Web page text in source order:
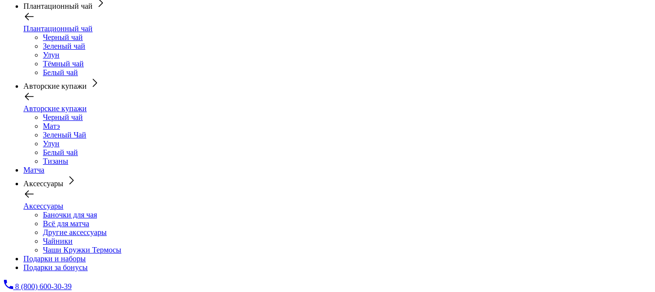
Плантационный чай
Плантационный чай
Черный чай
Зеленый чай
Улун
Тёмный чай
Белый чай
Авторские купажи
Авторские купажи
Черный чай
Матэ
Зеленый Чай
Улун
Белый чай
Тизаны
Матча
Аксессуары
Аксессуары
Баночки для чая
Всё для матча
Другие аксессуары
Чайники
Чаши Кружки Термосы
Подарки и наборы
Подарки за бонусы
8 (800) 600-30-39